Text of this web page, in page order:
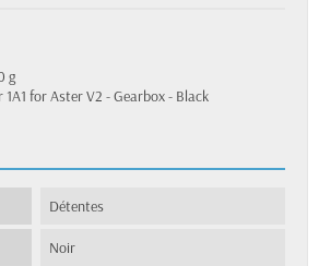
g
1A1 for Aster V2 - Gearbox - Black
Détentes
Noir